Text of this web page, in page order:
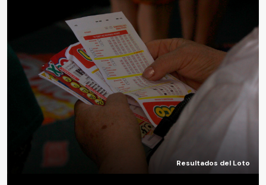
Resultados del Loto